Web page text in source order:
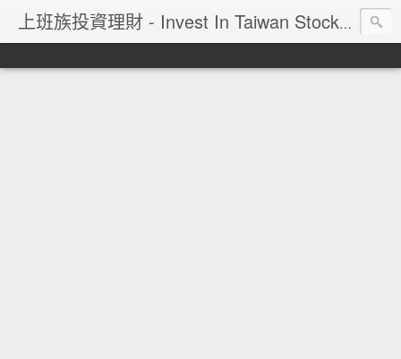
上班族投資理財 - Invest In Taiwan Stock Market